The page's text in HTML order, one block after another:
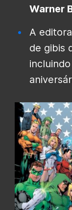
Warner
A editora
de gibis